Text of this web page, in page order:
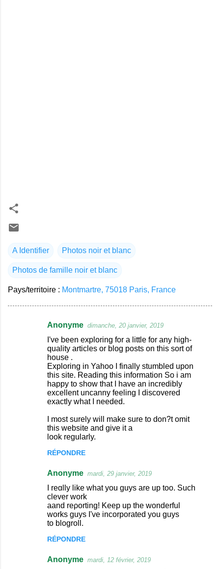
A Identifier Photos noir et blanc
Photos de famille noir et blanc
Pays/territoire : Montmartre, 75018 Paris, France
Anonyme dimanche, 20 janvier, 2019
I've been exploring for a little for any high-
quality articles or blog posts on this sort of
house .
Exploring in Yahoo I finally stumbled upon
this site. Reading this information So i am
happy to show that I have an incredibly
excellent uncanny feeling I discovered
exactly what I needed.
I most surely will make sure to don?t omit
this website and give it a
look regularly.
RÉPONDRE
Anonyme mardi, 29 janvier, 2019
I reɑlly like what you guys are up too. Sucһ
clever work
aand reρorting! Keep up tһe wonderful
works ɡuys I've incorрorated you guys
to blogroll.
RÉPONDRE
Anonyme mardi, 12 février, 2019